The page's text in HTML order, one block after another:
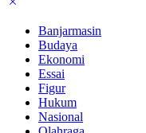
Banjarmasin
Budaya
Ekonomi
Essai
Figur
Hukum
Nasional